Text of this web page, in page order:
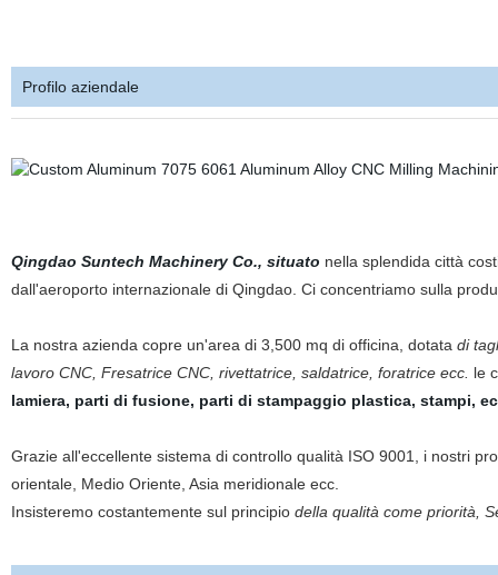
Profilo aziendale
Qingdao Suntech Machinery Co., situato nella splendida città
dall'aeroporto internazionale di Qingdao. Ci concentriamo sulla
La nostra azienda copre un'area di 3,500 mq di officina, dotata di
lavoro CNC, Fresatrice CNC, rivettatrice, saldatrice, foratrice ecc. le
lamiera, parti di fusione, parti di stampaggio plastica, stampi,
Grazie all'eccellentesistema di controllo qualità ISO 9001, i nostri
orientale, Medio Oriente, Asia meridionale ecc.
Insisteremo costantemente sul principiodella qualità come priorità,